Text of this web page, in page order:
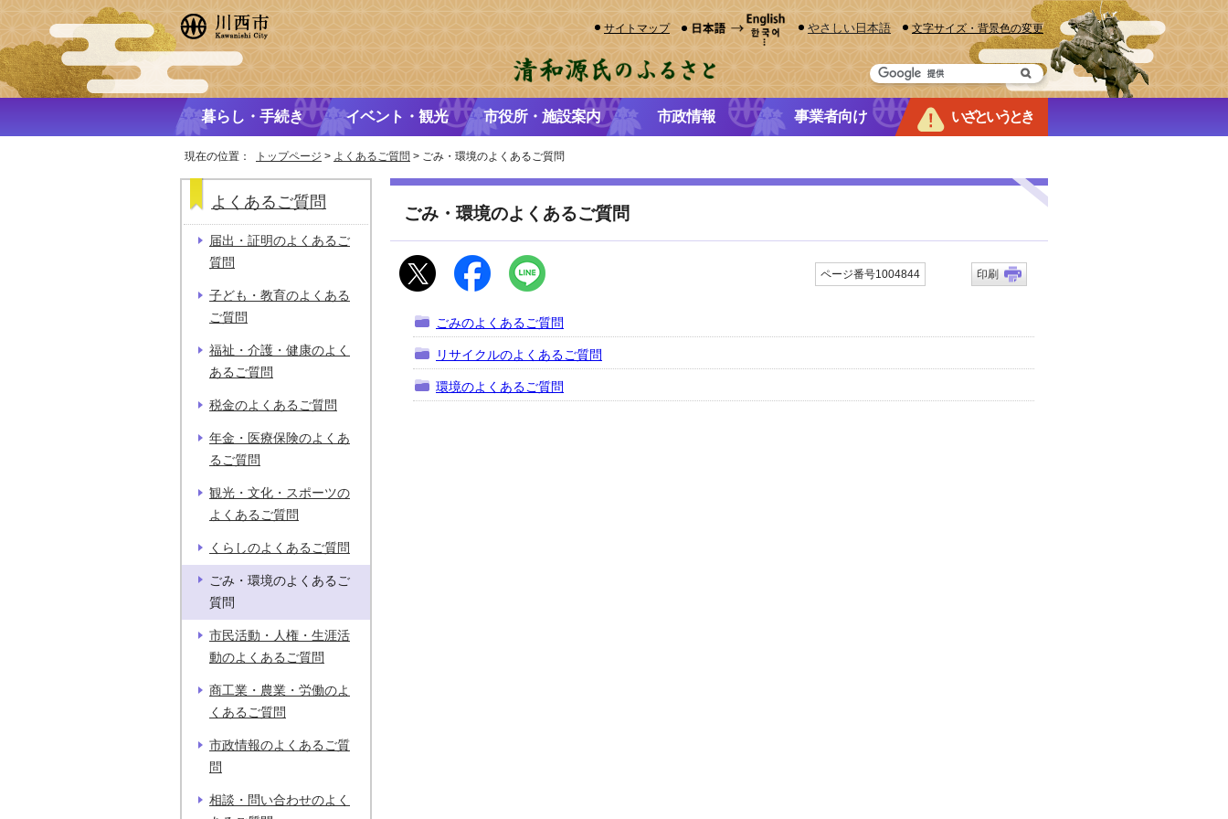
サイトマップ やさしい日本語 文字サイズ・背景色の変更
暮らし・手続き イベント・観光 市役所・施設案内 市政情報 事業者向け いざというとき
現在の位置： トップページ > よくあるご質問 > ごみ・環境のよくあるご質問
ごみ・環境のよくあるご質問
ページ番号1004844 印刷
ごみのよくあるご質問
リサイクルのよくあるご質問
環境のよくあるご質問
よくあるご質問
届出・証明のよくあるご
質問
子ども・教育のよくある
ご質問
福祉・介護・健康のよく
あるご質問
税金のよくあるご質問
年金・医療保険のよくあ
るご質問
観光・文化・スポーツの
よくあるご質問
くらしのよくあるご質問
ごみ・環境のよくあるご
質問
市民活動・人権・生涯活
動のよくあるご質問
商工業・農業・労働のよ
くあるご質問
市政情報のよくあるご質
問
相談・問い合わせのよく